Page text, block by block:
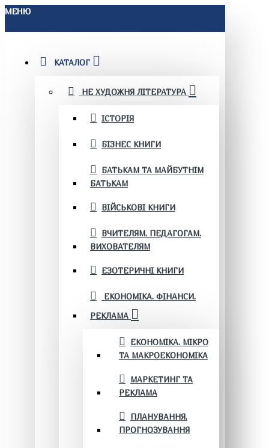
МЕНЮ
КАТАЛОГ
НЕ ХУДОЖНЯ ЛІТЕРАТУРА
ІСТОРІЯ
БІЗНЕС КНИГИ
БАТЬКАМ ТА МАЙБУТНІМ
БАТЬКАМ
ВІЙСЬКОВІ КНИГИ
ВЧИТЕЛЯМ. ПЕДАГОГАМ.
ВИХОВАТЕЛЯМ
ЕЗОТЕРИЧНІ КНИГИ
ЕКОНОМІКА. ФІНАНСИ.
РЕКЛАМА
ЕКОНОМІКА. МІКРО
ТА МАКРОЕКОНОМІКА
МАРКЕТИНГ ТА
РЕКЛАМА
ПЛАНУВАННЯ.
ПРОГНОЗУВАННЯ